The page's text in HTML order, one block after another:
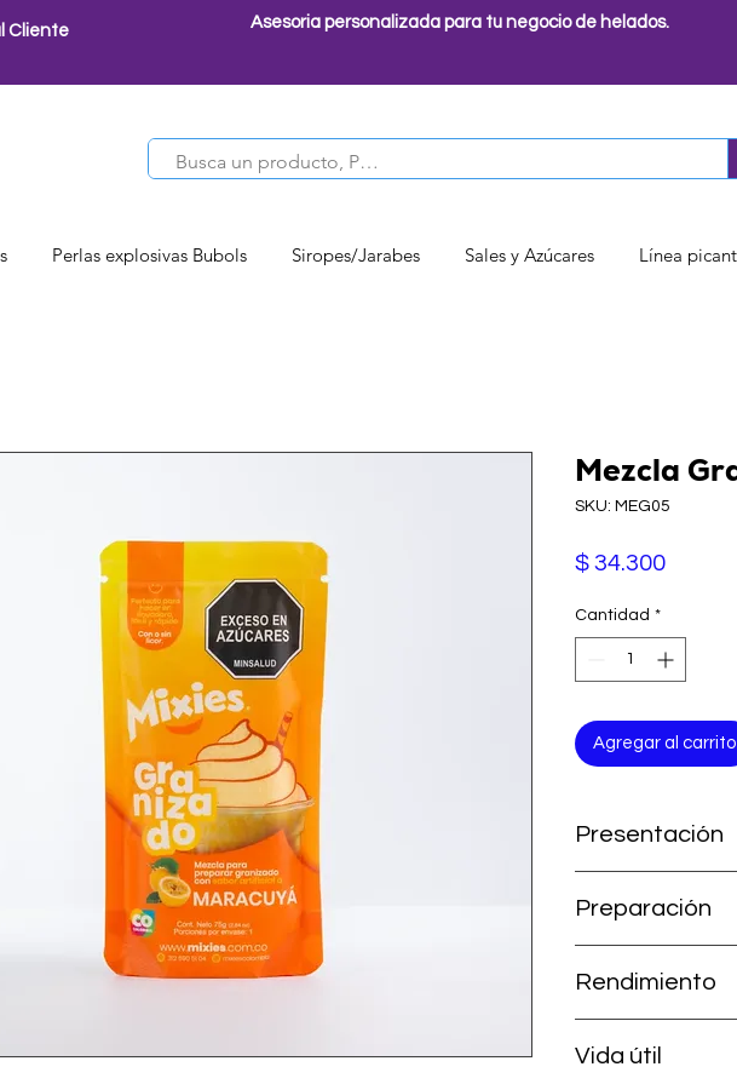
Cliente Asesoria personalizada para tu negocio de helados.
Perlas explosivas Bubols Siropes/Jarabes Sales y Azúcares Línea
Mezcla
SKU: MEG05
$ 34.300Precio
Cantidad *
Agregar al carrito
Presentación
Preparación
en la granizadora.
Rendimiento
Vida útil